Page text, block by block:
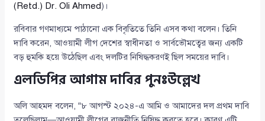
(Retd.) Dr. Oli Ahmed)।
রবিবার গণমাধ্যমে পাঠানো এক বিবৃতিতে তিনি এসব কথা বলেন। তিনি
দাবি করেন, আওয়ামী লীগ দেশের স্বাধীনতা ও সার্বভৌমত্বের জন্য একটি
বড় হুমকি হয়ে উঠেছিল এবং দলটির নিষিদ্ধকরণই ছিল সময়ের দাবি।
এলডিপির আগাম দাবির পুনঃউল্লেখ
অলি আহমদ বলেন, “৮ আগস্ট ২০২৪-এ আমি ও আমাদের দল প্রথম দাবি